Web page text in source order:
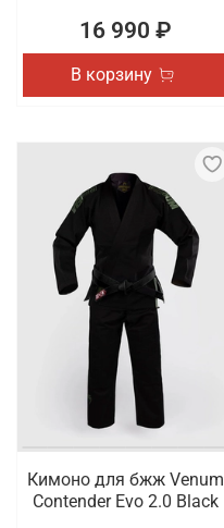
16 990 ₽
В корзину
Кимоно для бжж Venum
Contender Evo 2.0 Black